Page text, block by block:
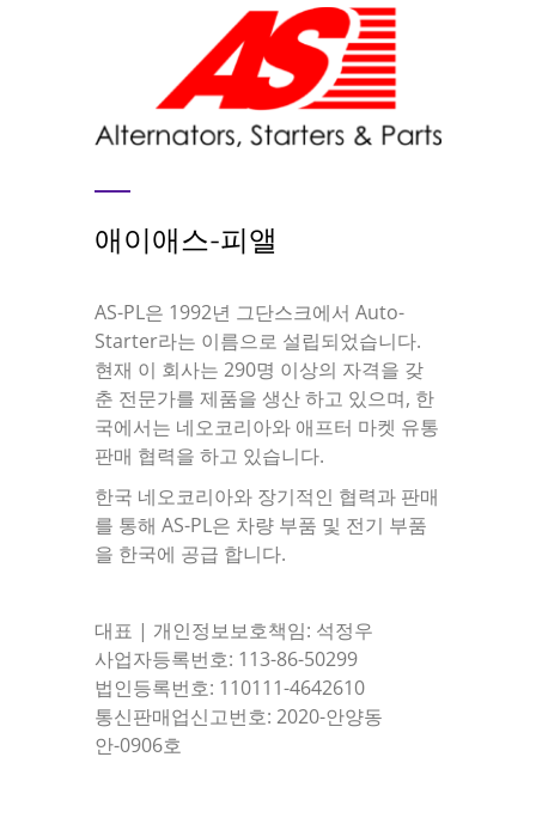
애이애스-피앨
AS-PL은 1992년 그단스크에서 Auto-
Starter라는 이름으로 설립되었습니다.
현재 이 회사는 290명 이상의 자격을 갖
춘 전문가를 제품을 생산 하고 있으며, 한
국에서는 네오코리아와 애프터 마켓 유통
판매 협력을 하고 있습니다.
한국 네오코리아와 장기적인 협력과 판매
를 통해 AS-PL은 차량 부품 및 전기 부품
을 한국에 공급 합니다.
대표 | 개인정보보호책임: 석정우
사업자등록번호: 113-86-50299
법인등록번호: 110111-4642610
통신판매업신고번호: 2020-안양동
안-0906호